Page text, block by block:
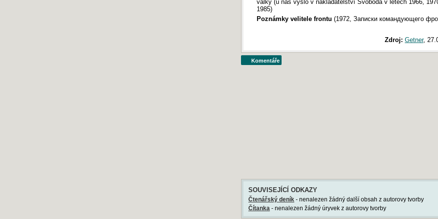
války (u nás vyšlo v nakladatelství Svoboda v letech 1966,
1985)
Poznámky velitele frontu (1972, Записки командующего
Zdroj: Getner,
Komentáře
SOUVISEJÍCÍ ODKAZY
Čtenářský deník - nenalezen žádný další obsah z autorovy tvorby
Čítanka - nenalezen žádný úryvek z autorovy tvorby